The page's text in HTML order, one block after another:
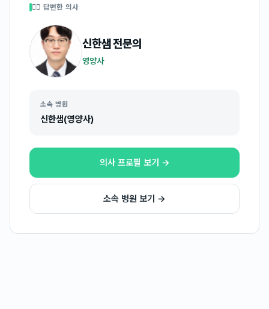
👩‍⚕️ 답변한 의사
신한샘전문의
영양사
소속 병원
신한샘(영양사)
의사 프로필 보기 →
소속 병원 보기 →